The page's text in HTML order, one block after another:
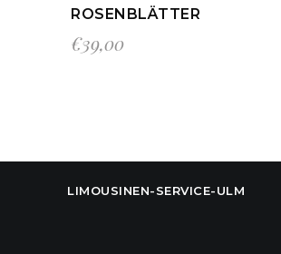
ROSENBLÄTTER
€39,00
LIMOUSINEN-SERVICE-ULM